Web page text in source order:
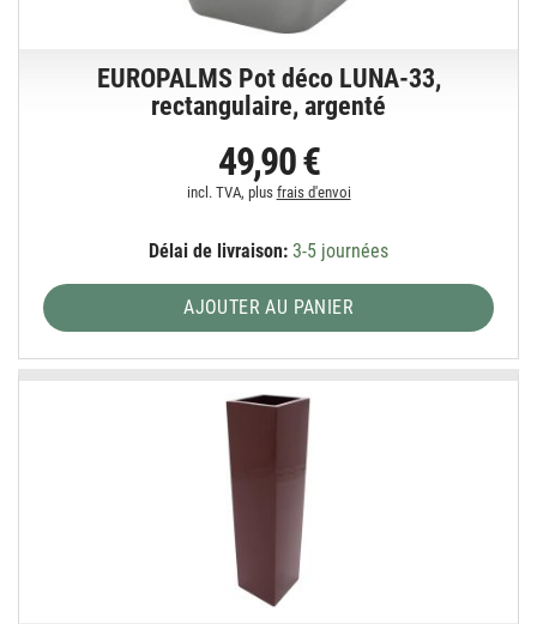
EUROPALMS Pot déco LUNA-33,
rectangulaire, argenté
49,90 €
incl. TVA, plus frais d'envoi
Délai de livraison: 3-5 journées
AJOUTER AU PANIER